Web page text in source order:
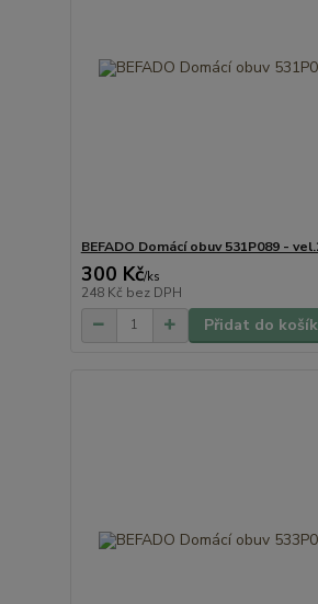
BEFADO Domácí obuv 531P089 -
300 Kč/ks
248 Kč bez DPH
Přidat do